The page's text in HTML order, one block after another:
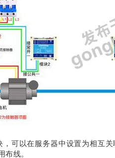
可以在服务器中设置为相互
线。